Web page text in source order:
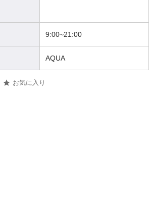
9:00~21:00
AQUA
お気に入り